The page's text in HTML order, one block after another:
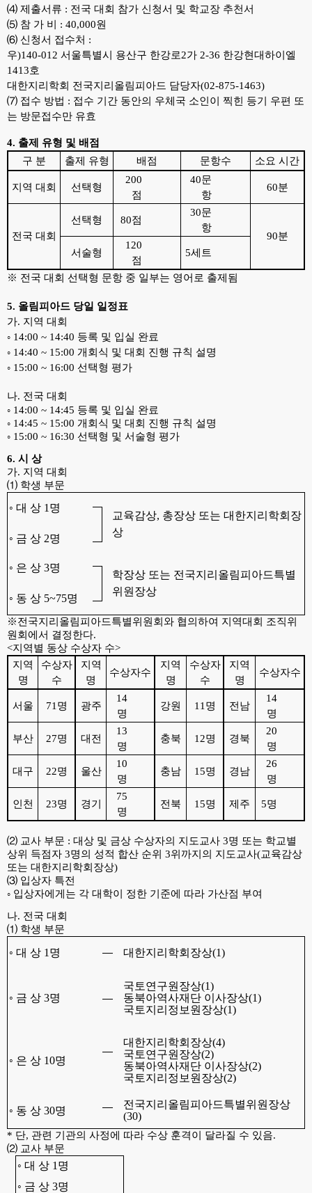
⑷ 제출서류 : 전국 대회 참가 신청서 및 학교장 추천서
⑸ 참 가 비 : 40,000원
⑹ 신청서 접수처 :
우)140-012 서울특별시 용산구 한강로2가 2-36 한강현대하이엘
1413호
대한지리학회 전국지리올림피아드 담당자(02-875-1463)
⑺ 접수 방법 : 접수 기간 동안의 우체국 소인이 찍힌 등기 우편 또
는 방문접수만 유효
4. 출제 유형 및 배점
구 분
출제 유형 배점 문항수 소요 시간
지역 대회 선택형
200
점
40문
항
60분
전국 대회
선택형 80점
30문
항
90분
서술형
120
점
5세트
※ 전국 대회 선택형 문항 중 일부는 영어로 출제됨
5. 올림피아드 당일 일정표
가. 지역 대회
◦ 14:00 ~ 14:40 등록 및 입실 완료
◦ 14:40 ~ 15:00 개회식 및 대회 진행 규칙 설명
◦ 15:00 ~ 16:00 선택형 평가
나. 전국 대회
◦ 14:00 ~ 14:45 등록 및 입실 완료
◦ 14:45 ~ 15:00 개회식 및 대회 진행 규칙 설명
◦ 15:00 ~ 16:30 선택형 및 서술형 평가
6. 시 상
가. 지역 대회
⑴ 학생 부문
◦ 대 상 1명
교육감상, 총장상 또는 대한지리학회장
상
◦ 금 상 2명
◦ 은 상 3명
학장상 또는 전국지리올림피아드특별
위원장상
◦ 동 상 5~75명
※전국지리올림피아드특별위원회와 협의하여 지역대회 조직위
원회에서 결정한다.
<지역별 동상 수상자 수>
지역
명
수상자
수
지역
명
수상자수
지역
명
수상자
수
지역
명
수상자수
서울 71명 광주
14
명
강원 11명 전남
14
명
부산 27명 대전
13
명
충북 12명 경북
20
명
대구 22명 울산
10
명
충남 15명 경남
26
명
인천 23명 경기
75
명
전북 15명 제주 5명
⑵ 교사 부문 : 대상 및 금상 수상자의 지도교사 3명 또는 학교별
상위 득점자 3명의 성적 합산 순위 3위까지의 지도교사(교육감상
또는 대한지리학회장상)
⑶ 입상자 특전
◦ 입상자에게는 각 대학이 정한 기준에 따라 가산점 부여
나. 전국 대회
⑴ 학생 부문
◦ 대 상 1명 대한지리학회장상(1)
◦ 금 상 3명
국 토연구원장상(1)
동북아역사재단 이사장상(1)
국토지리정보원장상(1)
◦ 은 상 10명
대한지리학회장상(4)
국토연구원장상(2)
동북아역사재단 이사장상(2)
국토지리정보원장상(2)
◦ 동 상 30명
전국지리올림피아드특별위원장상
(30)
* 단, 관련 기관의 사정에 따라 수상 훈격이 달라질 수 있음.
⑵ 교사 부문
◦ 대 상 1명
◦ 금 상 3명